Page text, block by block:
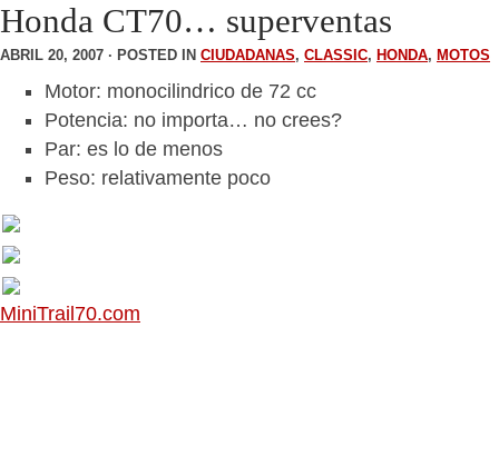
Honda CT70… superventas
ABRIL 20, 2007 · POSTED IN CIUDADANAS, CLASSIC, HONDA, MOTOS
Motor: monocilindrico de 72 cc
Potencia: no importa… no crees?
Par: es lo de menos
Peso: relativamente poco
MiniTrail70.com